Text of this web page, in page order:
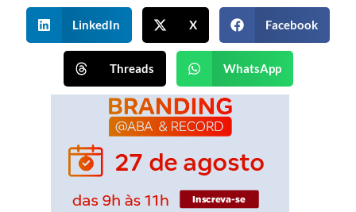
LinkedIn X Facebook
Threads WhatsApp